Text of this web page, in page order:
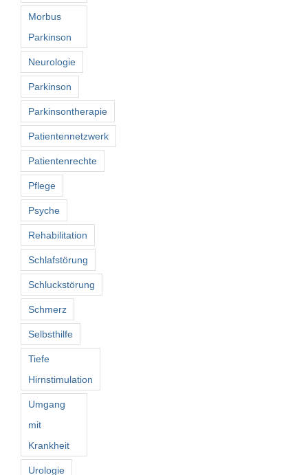
Morbus
Parkinson
Neurologie
Parkinson
Parkinsontherapie
Patientennetzwerk
Patientenrechte
Pflege
Psyche
Rehabilitation
Schlafstörung
Schluckstörung
Schmerz
Selbsthilfe
Tiefe
Hirnstimulation
Umgang
mit
Krankheit
Urologie